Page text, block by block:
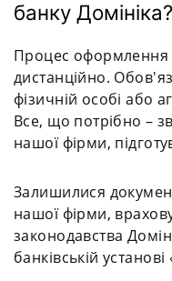
банку Домініка?
Процес
дистанційно.
фізичній особі або
Все, що потрібно –
нашої фірми,
Залишилися
нашої фірми,
законодавства
банківській